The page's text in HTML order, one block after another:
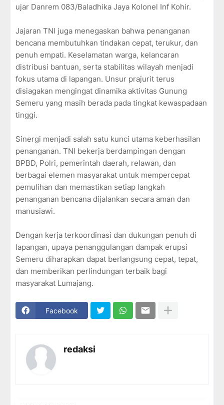
ujar Danrem 083/Baladhika Jaya Kolonel Inf Kohir.
Jajaran TNI juga menegaskan bahwa penanganan
bencana membutuhkan tindakan cepat, terukur, dan
penuh empati. Keselamatan warga, kelancaran
distribusi bantuan, serta stabilitas wilayah menjadi
fokus utama di lapangan. Unsur prajurit terus
disiagakan mengingat dinamika aktivitas Gunung
Semeru yang masih berada pada tingkat kewaspadaan
tinggi.
Sinergi menjadi salah satu kunci utama keberhasilan
penanganan. TNI bekerja berdampingan dengan
BPBD, Polri, pemerintah daerah, relawan, dan
berbagai elemen masyarakat untuk mempercepat
pemulihan dan memastikan setiap langkah
penanganan bencana dijalankan secara aman dan
manusiawi.
Dengan kerja terkoordinasi dan dukungan penuh di
lapangan, upaya penanggulangan dampak erupsi
Semeru diharapkan dapat berlangsung cepat, tepat,
dan memberikan perlindungan terbaik bagi
masyarakat Lumajang.
Facebook
redaksi